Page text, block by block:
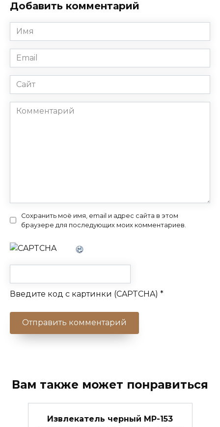
Добавить комментарий
Имя
*
Email
*
Сайт
Комментарий
Сохранить моё имя, email и адрес сайта в этом
браузере для последующих моих комментариев.
Введите код с картинки (CAPTCHA) *
Вам также может понравиться
Извлекатель черный МР-153